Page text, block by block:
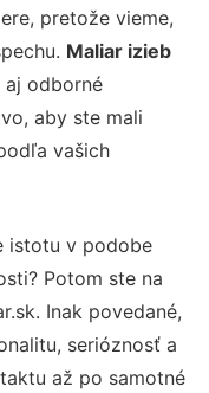
pretože vieme,
Maliar izieb
aj odborné
aby ste mali
vašich
istotu v podobe
Potom ste na
Inak povedané,
serióznosť a
až po samotné